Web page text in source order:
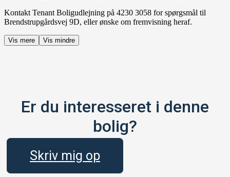
Kontakt Tenant Boligudlejning på 4230 3058 for spørgsmål til
Brendstrupgårdsvej 9D, eller ønske om fremvisning heraf.
Vis mere Vis mindre
Er du interesseret i denne
bolig?
Skriv mig op